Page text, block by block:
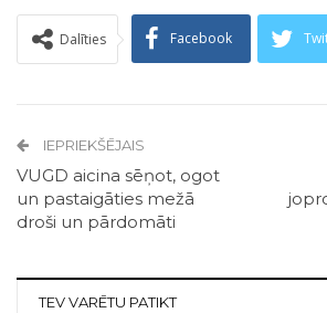
Dalīties Facebook
IEPRIEKŠĒJAIS
VUGD aicina sēņot, ogot
un pastaigāties mežā
droši un pārdomāti
TEV VARĒTU PATIKT